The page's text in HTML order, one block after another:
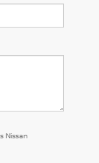
Nissan